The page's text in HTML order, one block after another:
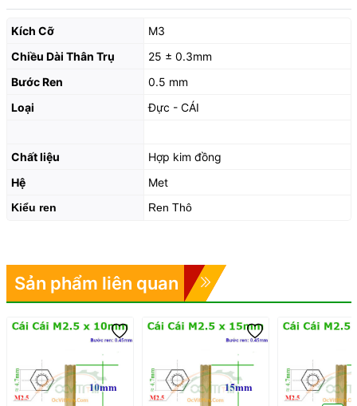
Kích Cỡ
M3
Chiều Dài Thân Trụ
25 ± 0.3mm
Bước Ren
0.5 mm
Loại
Đực - CÁI
Chất liệu
Hợp kim đồng
Hệ
Met
Kiểu ren Ren Thô
Sản phẩm liên quan